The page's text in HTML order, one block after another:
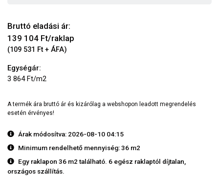
Bruttó eladási ár:
139 104 Ft/raklap
(109 531 Ft + ÁFA)
Egységár:
3 864 Ft/m2
A termék ára bruttó ár és kizárólag a webshopon leadott megrendelés
esetén érvényes!
Árak módosítva: 2026-08-10 04:15
Minimum rendelhető mennyiség: 36 m2
Egy raklapon 36 m2 található. 6 egész raklaptól díjtalan,
országos szállítás.